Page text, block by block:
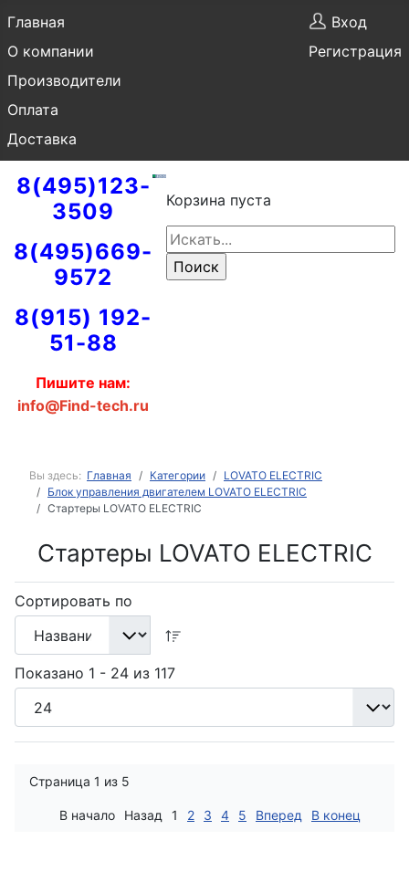
Главная
О компании
Производители
Оплата
Доставка
Вход
Регистрация
8(495)123-
3509
8(495)669-
9572
8(915) 192-
51-88
Пишите нам:
info@Find-tech.ru
Корзина пуста
Вы здесь: Главная Категории
LOVATO ELECTRIC
Блок управления двигателем LOVATO ELECTRIC
Стартеры LOVATO ELECTRIC
Стартеры LOVATO ELECTRIC
Сортировать по
Показано 1 - 24 из 117
Страница 1 из 5
В начало Назад 1 2 3 4 5 Вперед В конец